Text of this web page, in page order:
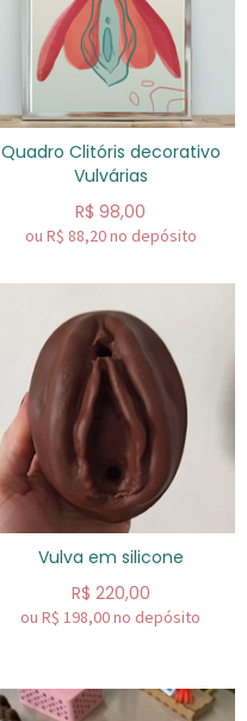
Quadro Clitóris decorativo
Vulvárias
R$ 98,00
ou R$ 88,20no depósito
Vulva em silicone
R$ 220,00
ou R$ 198,00no depósito